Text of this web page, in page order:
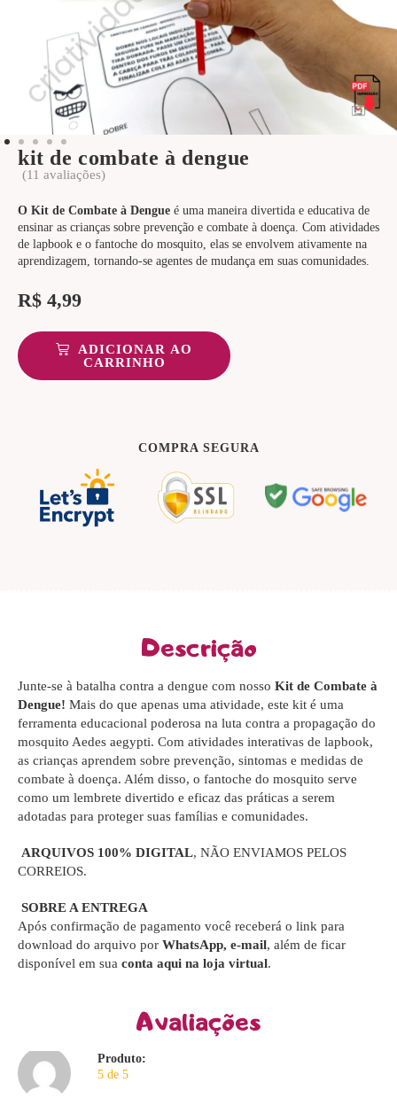
kit de combate à dengue
(11 avaliações)
O Kit de Combate à Dengue é uma maneira divertida e educativa de
ensinar as crianças sobre prevenção e combate à doença. Com atividades
de lapbook e o fantoche do mosquito, elas se envolvem ativamente na
aprendizagem, tornando-se agentes de mudança em suas comunidades.
R$ 4,99
ADICIONAR AO
CARRINHO
COMPRA SEGURA
Descrição
Junte-se à batalha contra a dengue com nosso Kit de Combate à
Dengue! Mais do que apenas uma atividade, este kit é uma
ferramenta educacional poderosa na luta contra a propagação do
mosquito Aedes aegypti. Com atividades interativas de lapbook,
as crianças aprendem sobre prevenção, sintomas e medidas de
combate à doença. Além disso, o fantoche do mosquito serve
como um lembrete divertido e eficaz das práticas a serem
adotadas para proteger suas famílias e comunidades.
ARQUIVOS 100% DIGITAL, NÃO ENVIAMOS PELOS
CORREIOS.
SOBRE A ENTREGA
Após confirmação de pagamento você receberá o link para
download do arquivo por WhatsApp, e-mail, além de ficar
disponível em sua conta aqui na loja virtual.
Avaliações
Produto:
5 de 5